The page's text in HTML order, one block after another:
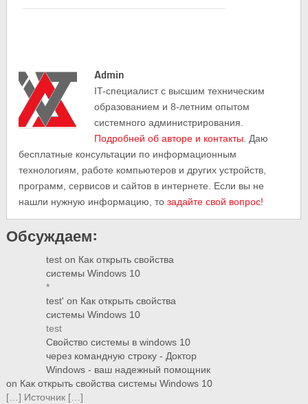
Admin
IT-cпециалист с высшим техническим
образованием и 8-летним опытом
системного администрирования.
Подробней об авторе и контакты . Даю
бесплатные консультации по информационным
технологиям, работе компьютеров и других устройств,
программ, сервисов и сайтов в интернете. Если вы не
нашли нужную информацию, тозадайте свой вопрос!
Обсуждаем:
test on Как открыть свойства
системы Windows 10
*
test' on Как открыть свойства
системы Windows 10
test
Свойство системы в windows 10
через командную строку - Доктор
Windows - ваш надежный помощник
on Как открыть свойства системы Windows 10
[…] Источник […]